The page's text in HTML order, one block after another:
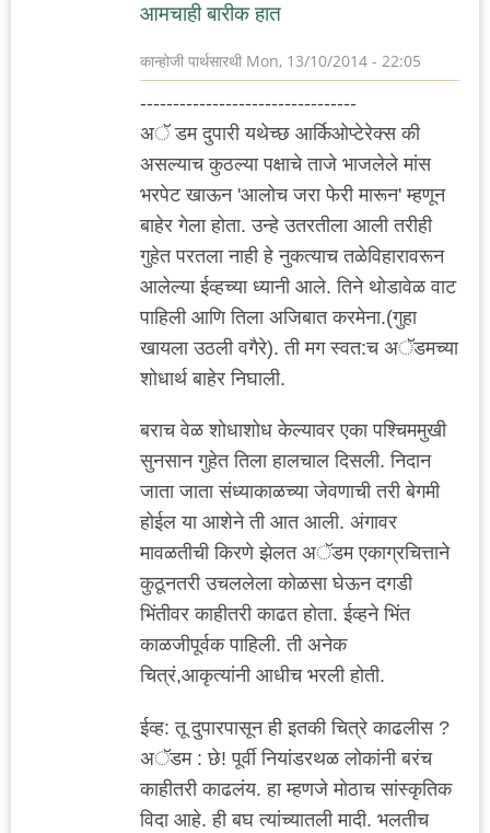
आमचाही बारीक हात‌
कान्होजी पार्थसारथी Mon, 13/10/2014 - 22:05
---------------------------------
अॅ डम दुपारी यथेच्छ आर्किओप्टेरेक्स की
असल्याच कुठल्या पक्षाचे ताजे भाजलेले मांस
भरपेट खाऊन 'आलोच जरा फेरी मारून' म्हणून
बाहेर गेला होता. उन्हे उतरतीला आली तरीही
गुहेत परतला नाही हे नुकत्याच तळेविहारावरून
आलेल्या ईव्हच्या ध्यानी आले. तिने थोडावेळ वाट
पाहिली आणि तिला अजिबात करमेना.(गुहा
खायला उठली वगैरे). ती मग स्वत:च अॅडमच्या
शोधार्थ बाहेर निघाली.
बराच वेळ शोधाशोध केल्यावर एका पश्चिममुखी
सुनसान गुहेत तिला हालचाल दिसली. निदान
जाता जाता संध्याकाळच्या जेवणाची तरी बेगमी
होईल या आशेने ती आत आली. अंगावर
मावळतीची किरणे झेलत अॅडम एकाग्रचित्ताने
कुठूनतरी उचललेला कोळसा घेऊन दगडी
भिंतीवर काहीतरी काढत होता. ईव्हने भिंत
काळजीपूर्वक पाहिली. ती अनेक
चित्रं,आकृत्यांनी आधीच भरली होती.
ईव्ह: तू दुपारपासून ही इतकी चित्रे काढलीस ?
अॅडम : छे! पूर्वी नियांडरथळ लोकांनी बरंच
काहीतरी काढलंय. हा म्हणजे मोठाच सांस्कृतिक
विदा आहे. ही बघ त्यांच्यातली मादी. भलतीच